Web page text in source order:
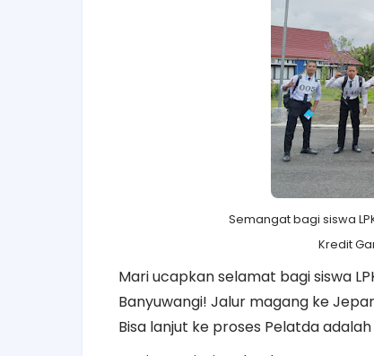
Semangat bagi siswa
Kredit
Mari ucapkan selamat bagi siswa
Banyuwangi! Jalur magang ke
Bisa lanjut ke proses Pelatda